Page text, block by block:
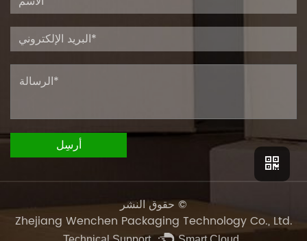
حقوق النشر ©
Zhejiang Wenchen Packaging Technology Co., Ltd.